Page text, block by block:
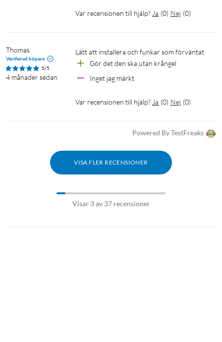
Var recensionen till hjälp? Ja (0) Nej (0)
Thomas
Verifierad köpare
5/5
4 månader sedan
Lätt att installera och funkar som förväntat
Gör det den ska utan krångel
Inget jag märkt
Var recensionen till hjälp? Ja (0) Nej (0)
Powered By TestFreaks
VISA FLER RECENSIONER
Visar 3 av 37 recensioner